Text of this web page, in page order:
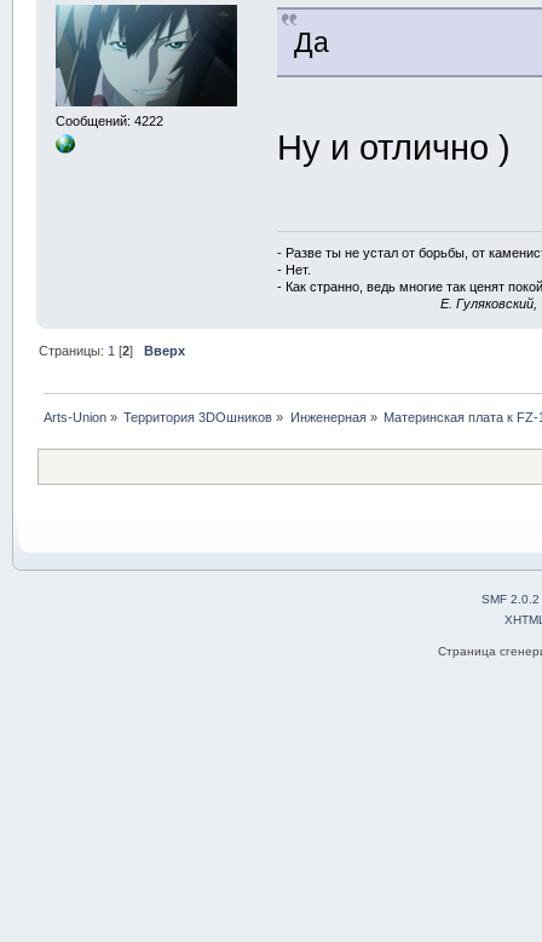
Сообщений: 4222
Да
Ну и отлично )
- Разве ты не устал от борьбы, от
- Нет.
- Как странно, ведь многие так ценят
E.
Страницы: 1 [2] Вверх
Arts-Union » Территория 3DOшников » Инженерная» Материнская плата к FZ-
SMF 2.0.2
Страница